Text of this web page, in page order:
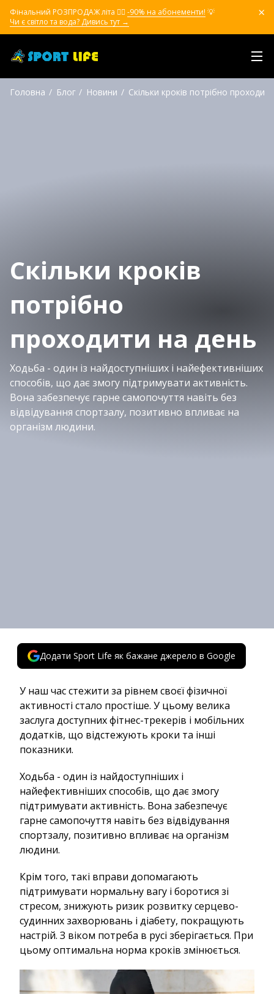
Фінальний РОЗПРОДАЖ літа ❤️‍🔥 -90% на абонементи! 💡
Чи є світло та вода? Дивись тут →
Головна Блог Новини Скільки кроків потрібно
Скільки кроків
потрібно
проходити на день
Ходьба - один із найдоступніших і найефективніших
способів, що дає змогу підтримувати активність.
Вона забезпечує гарне самопочуття навіть без
відвідування спортзалу, позитивно впливає на
організм людини.
Додати Sport Life як бажане джерело в Google
У наш час стежити за рівнем своєї фізичної
активності стало простіше. У цьому велика
заслуга доступних фітнес-трекерів і мобільних
додатків, що відстежують кроки та інші
показники.
Ходьба - один із найдоступніших і
найефективніших способів, що дає змогу
підтримувати активність. Вона забезпечує
гарне самопочуття навіть без відвідування
спортзалу, позитивно впливає на організм
людини.
Крім того, такі вправи допомагають
підтримувати нормальну вагу і боротися зі
стресом, знижують ризик розвитку серцево-
судинних захворювань і діабету, покращують
настрій. З віком потреба в русі зберігається. При
цьому оптимальна норма кроків змінюється.